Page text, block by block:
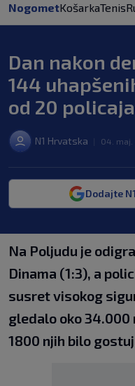
NogometKošarkaTenis
Dan nakon
144
od 20
N1 Hrvatska 04. maj.
Dodajte
Na Poljudu je
Dinama (1:3), a
susret visokog
gledalo oko 34.000
1800 njih bilo